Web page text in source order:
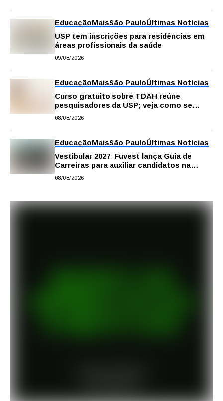
EducaçãoMaisSão PauloÚltimas Notícias
USP tem inscrições para residências em
áreas profissionais da saúde
09/08/2026
EducaçãoMaisSão PauloÚltimas Notícias
Curso gratuito sobre TDAH reúne
pesquisadores da USP; veja como se
inscrever
08/08/2026
EducaçãoMaisSão PauloÚltimas Notícias
Vestibular 2027: Fuvest lança Guia de
Carreiras para auxiliar candidatos na
escolha da profissão
08/08/2026